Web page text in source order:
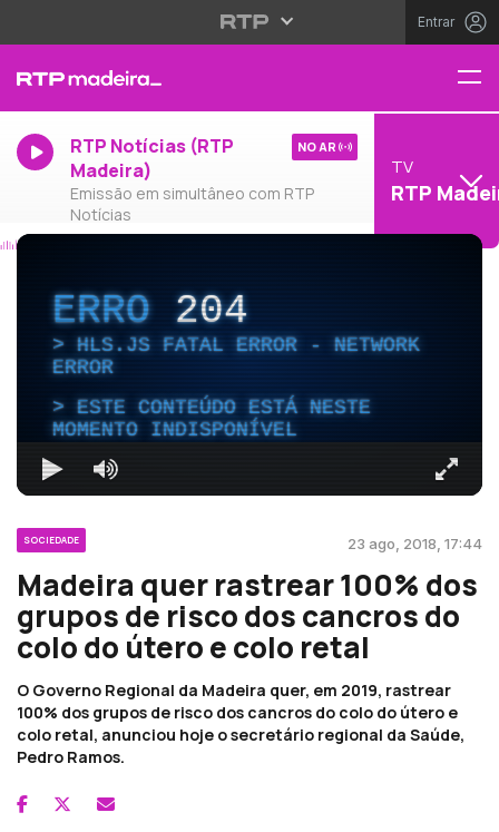
Entrar
RTP Notícias (RTP
Madeira)
Emissão em simultâneo com RTP
Notícias
NO AR
TV
RTP
ERRO204
HLS.JS FATAL ERROR - NETWORK
ERROR
ESTE CONTEÚDO ESTÁ NESTE
MOMENTO INDISPONÍVEL
SOCIEDADE 23 ago, 2018, 17:44
Madeira quer rastrear 100% dos
grupos de risco dos cancros do
colo do útero e colo retal
O Governo Regional da Madeira quer, em 2019, rastrear
100% dos grupos de risco dos cancros do colo do útero e
colo retal, anunciou hoje o secretário regional da Saúde,
Pedro Ramos.